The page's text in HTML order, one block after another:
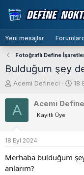
Yeni mesajlar
Fotoğraflı Define
Bulduğum şey
K
b
y
u
b
a
ş
Acemi Defineci
B
ş
n
ı
ç
18
A Acemi
Kayıtlı Üye
18 Eyl 2024
Merhaba bulduğum
anlarım?